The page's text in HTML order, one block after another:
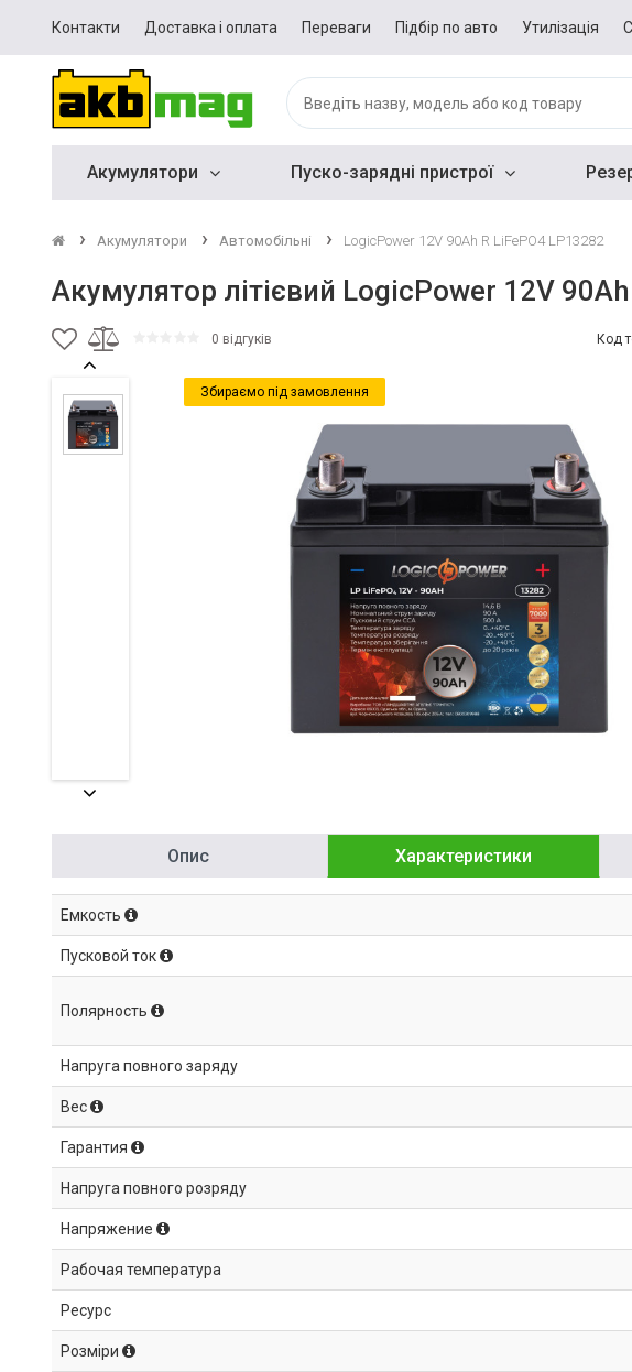
Контакти Доставка і оплата Переваги Підбір по авто Утилізація
Акумулятори Пуско-зарядні пристрої
Акумулятори Автомобільні LogicPower 12V 90Ah R LiFePO4 LP13282
Акумулятор літієвий LogicPower 12V
0 відгуків Код
Збираємо під замовлення
Опис Характеристики
Емкость
Пусковой ток
Полярность
Напруга повного заряду
Вес
Гарантия
Напруга повного розряду
Напряжение
Рабочая температура
Ресурс
Розміри